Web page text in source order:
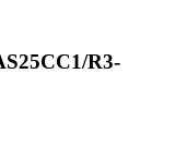
R3-